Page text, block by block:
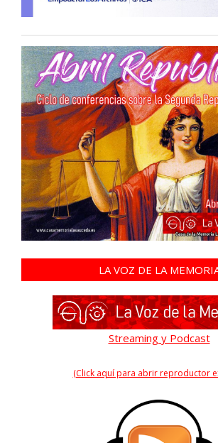
LA VOZ DE LA
Streaming y Podcast
(Click aquí para abrir reproductor